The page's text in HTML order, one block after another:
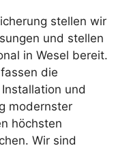
stellen wir
und stellen
in Wesel bereit.
die
und
modernster
höchsten
Wir sind